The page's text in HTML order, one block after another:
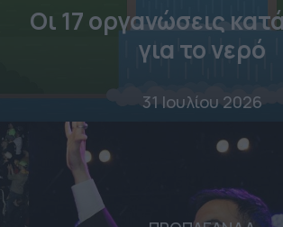
Οι 17 οργανώσεις
για το νερό
31 Ιουλίου 2026